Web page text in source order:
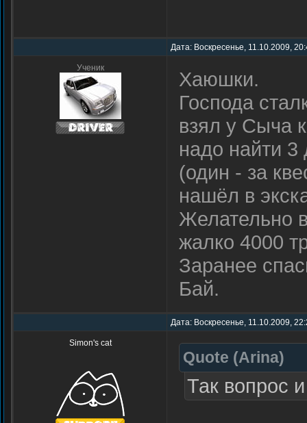
Дата: Воскресенье, 11.10.2009,
Ученик
Хаюшки.
Господа
взял у Сыча
надо найти 3
(один - за
нашёл в
Желательно
жалко 4000
Заранее
Бай.
Дата: Воскресенье, 11.10.2009,
Simon's cat
Quote (Arina)
Так вопрос